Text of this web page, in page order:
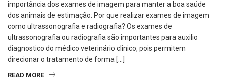
importância dos exames de imagem para manter a boa saúde
dos animais de estimação: Por que realizar exames de imagem
como ultrassonografia e radiografia? Os exames de
ultrassonografia ou radiografia são importantes para auxilio
diagnostico do médico veterinário clinico, pois permitem
direcionar o tratamento de forma […]
READ MORE